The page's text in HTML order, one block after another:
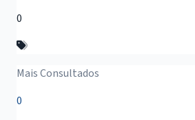
0
Mais Consultados
0